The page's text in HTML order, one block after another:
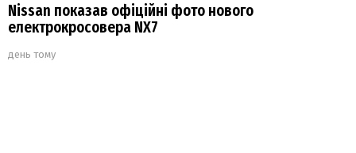
Nissan показав офіційні фото нового
електрокросовера NX7
день тому